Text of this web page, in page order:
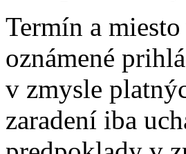
Termín a
oznámené
v zmysle
zaradení iba